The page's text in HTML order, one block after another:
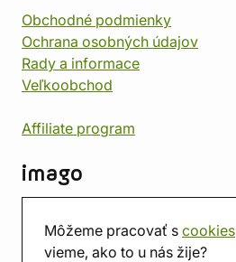
Môžeme pracovať s cookies
vieme, ako to u nás žije?
Obchodné podmienky
Ochrana osobných údajov
Rady a informace
Veľkoobchod
Affiliate program
imago
Predajňa
Herňa